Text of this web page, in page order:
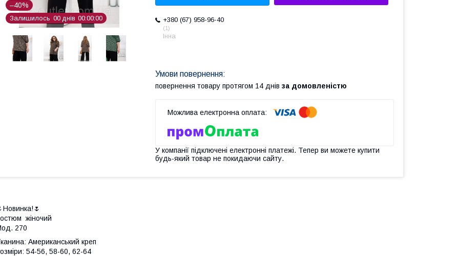
–40%
Залишилось 00 днів 00 00 00 +380 (67) 958-96-40
1
Інна
повернення товару протягом 14 днів за домовленістю
У компанії підключені електронні платежі. Тепер ви можете купити
будь-який товар не покидаючи сайту.
жіночий
270
Американський креп
54-56, 58-60, 62-64